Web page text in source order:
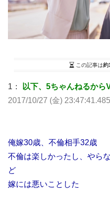
この記事は約
1：
以下、5ちゃんねるから
2017/10/27 (金)
俺嫁30歳、不倫相手32歳
不倫は楽しかったし、やら
ど
嫁には悪いことした